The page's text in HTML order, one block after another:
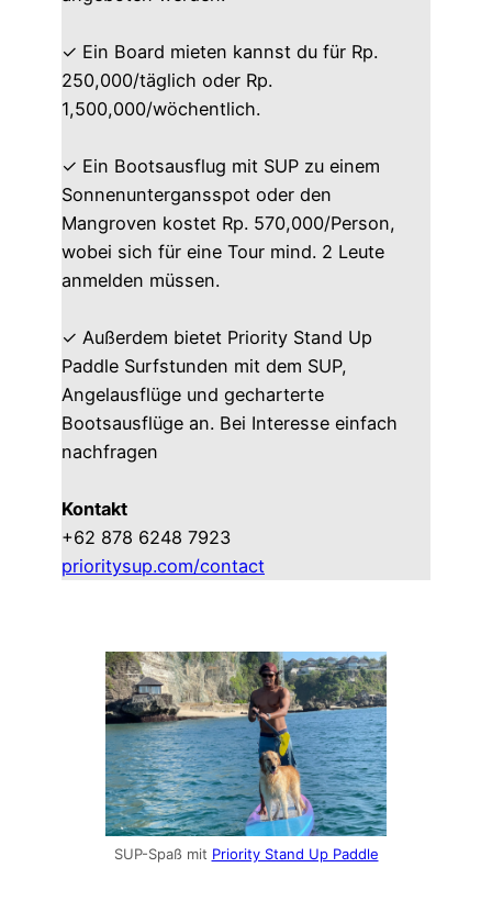
✓ Ein Board mieten kannst du für Rp.
250,000/täglich oder Rp.
1,500,000/wöchentlich.
✓ Ein Bootsausflug mit SUP zu einem
Sonnenuntergansspot oder den
Mangroven kostet Rp. 570,000/Person,
wobei sich für eine Tour mind. 2 Leute
anmelden müssen.
✓ Außerdem bietet Priority Stand Up
Paddle Surfstunden mit dem SUP,
Angelausflüge und gecharterte
Bootsausflüge an. Bei Interesse einfach
nachfragen
Kontakt
+62 878 6248 7923
prioritysup.com/contact
SUP-Spaß mit Priority Stand Up Paddle